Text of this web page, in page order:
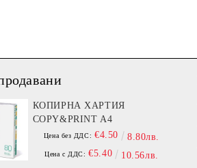
КОПИРНА ХАРТИЯ
COPY&PRINT A4
Цена без ДДС: €4.50 8.80лв.
Цена с ДДС: €5.40 10.56лв.